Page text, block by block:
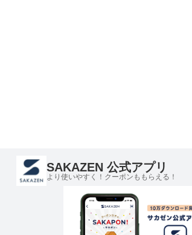
SAKAZEN 公式アプリ
より使いやすく！クーポンももらえる！